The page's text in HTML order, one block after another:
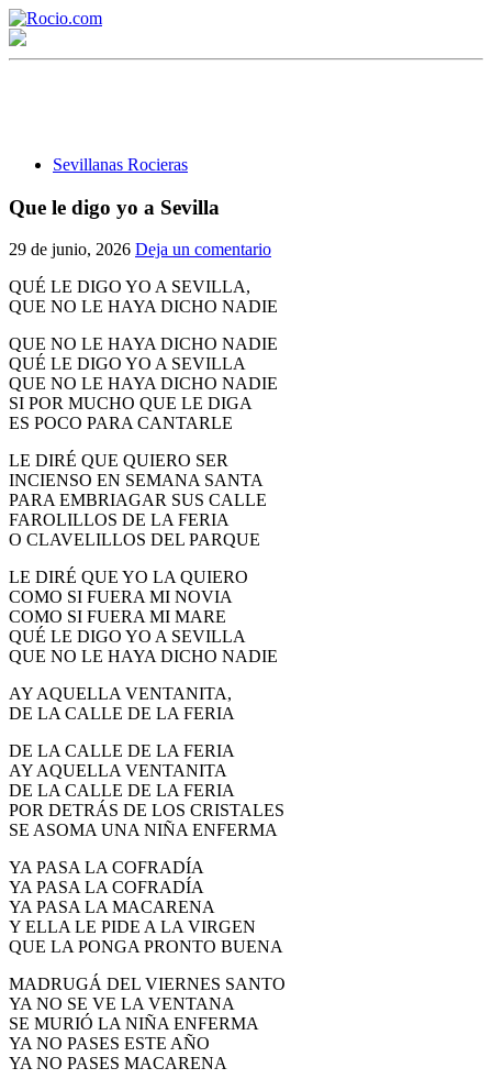
Sevillanas Rocieras
Que le digo yo a Sevilla
29 de junio, 2026 Deja un comentario
QUÉ LE DIGO YO A SEVILLA,
QUE NO LE HAYA DICHO NADIE
QUE NO LE HAYA DICHO NADIE
QUÉ LE DIGO YO A SEVILLA
QUE NO LE HAYA DICHO NADIE
SI POR MUCHO QUE LE DIGA
ES POCO PARA CANTARLE
LE DIRÉ QUE QUIERO SER
INCIENSO EN SEMANA SANTA
PARA EMBRIAGAR SUS CALLE
FAROLILLOS DE LA FERIA
O CLAVELILLOS DEL PARQUE
LE DIRÉ QUE YO LA QUIERO
COMO SI FUERA MI NOVIA
COMO SI FUERA MI MARE
QUÉ LE DIGO YO A SEVILLA
QUE NO LE HAYA DICHO NADIE
AY AQUELLA VENTANITA,
DE LA CALLE DE LA FERIA
DE LA CALLE DE LA FERIA
AY AQUELLA VENTANITA
DE LA CALLE DE LA FERIA
POR DETRÁS DE LOS CRISTALES
SE ASOMA UNA NIÑA ENFERMA
YA PASA LA COFRADÍA
YA PASA LA COFRADÍA
YA PASA LA MACARENA
Y ELLA LE PIDE A LA VIRGEN
QUE LA PONGA PRONTO BUENA
MADRUGÁ DEL VIERNES SANTO
YA NO SE VE LA VENTANA
SE MURIÓ LA NIÑA ENFERMA
YA NO PASES ESTE AÑO
YA NO PASES MACARENA
¡Bienvenido! Soy el asistente virtual de rocio.com.
Historia de la Virgen del Rocío
¿Cuándo es la romería del Rocío?
¿Cuándo se construyó la primera ermita?
El traslado cada siete años
¿Cuales son los actos principales que se celebran en el
Rocío?
Quiero hacer el camino,¿que tengo que hacer?
En el Rocío, ¿dónde me alojo?